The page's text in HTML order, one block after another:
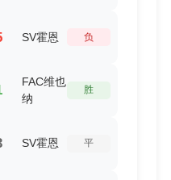
SV霍恩 负
FAC维也
纳
胜
SV霍恩 平